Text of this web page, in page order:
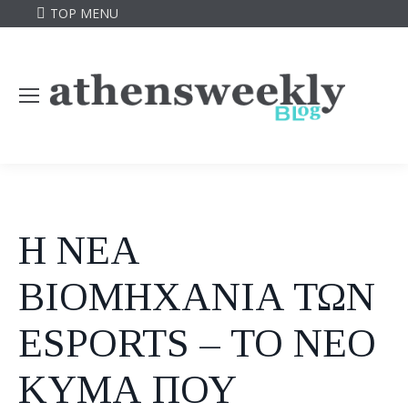
TOP MENU
H NEA
BIOMHXANIA ΤΩΝ
ESPORTS – ΤΟ ΝΕΟ
ΚΥΜΑ ΠΟΥ